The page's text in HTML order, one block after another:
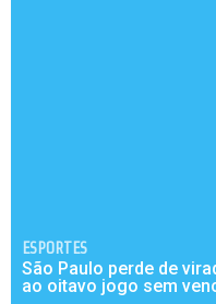
ESPORTES
São Paulo perde de
ao oitavo jogo sem